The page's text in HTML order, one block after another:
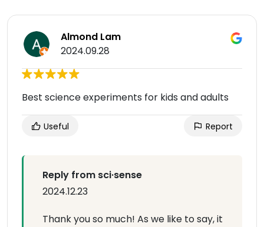
Almond Lam
2024.09.28
Best science experiments for kids and adults
Useful Report
Reply from sci·sense
2024.12.23
Thank you so much! As we like to say, it